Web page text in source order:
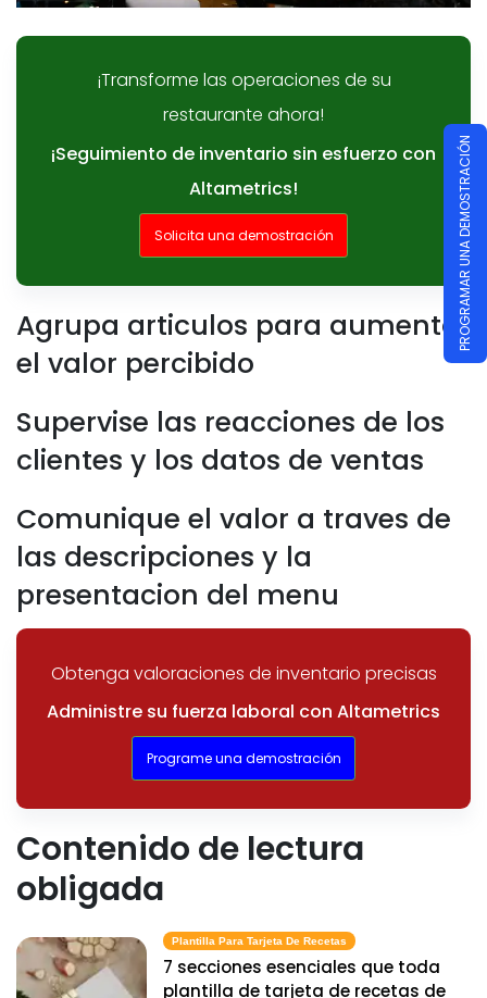
¡Transforme las operaciones de su
restaurante ahora!
¡Seguimiento de inventario sin esfuerzo con
Altametrics!
Solicita una demostración
Agrupa articulos para aumentar
el valor percibido
Supervise las reacciones de los
clientes y los datos de ventas
Comunique el valor a traves de
las descripciones y la
presentacion del menu
Obtenga valoraciones de inventario precisas
Administre su fuerza laboral con Altametrics
Programe una demostración
Contenido de lectura
obligada
Plantilla Para Tarjeta De Recetas
7 secciones esenciales que toda
plantilla de tarjeta de recetas de
PROGRAMAR UNA DEMOSTRACIÓN